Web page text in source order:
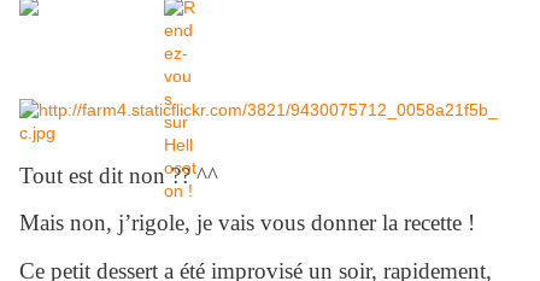
Tout est dit non ?? ^^
Mais non, j’rigole, je vais vous donner la recette !
Ce petit dessert a été improvisé un soir, rapidement,